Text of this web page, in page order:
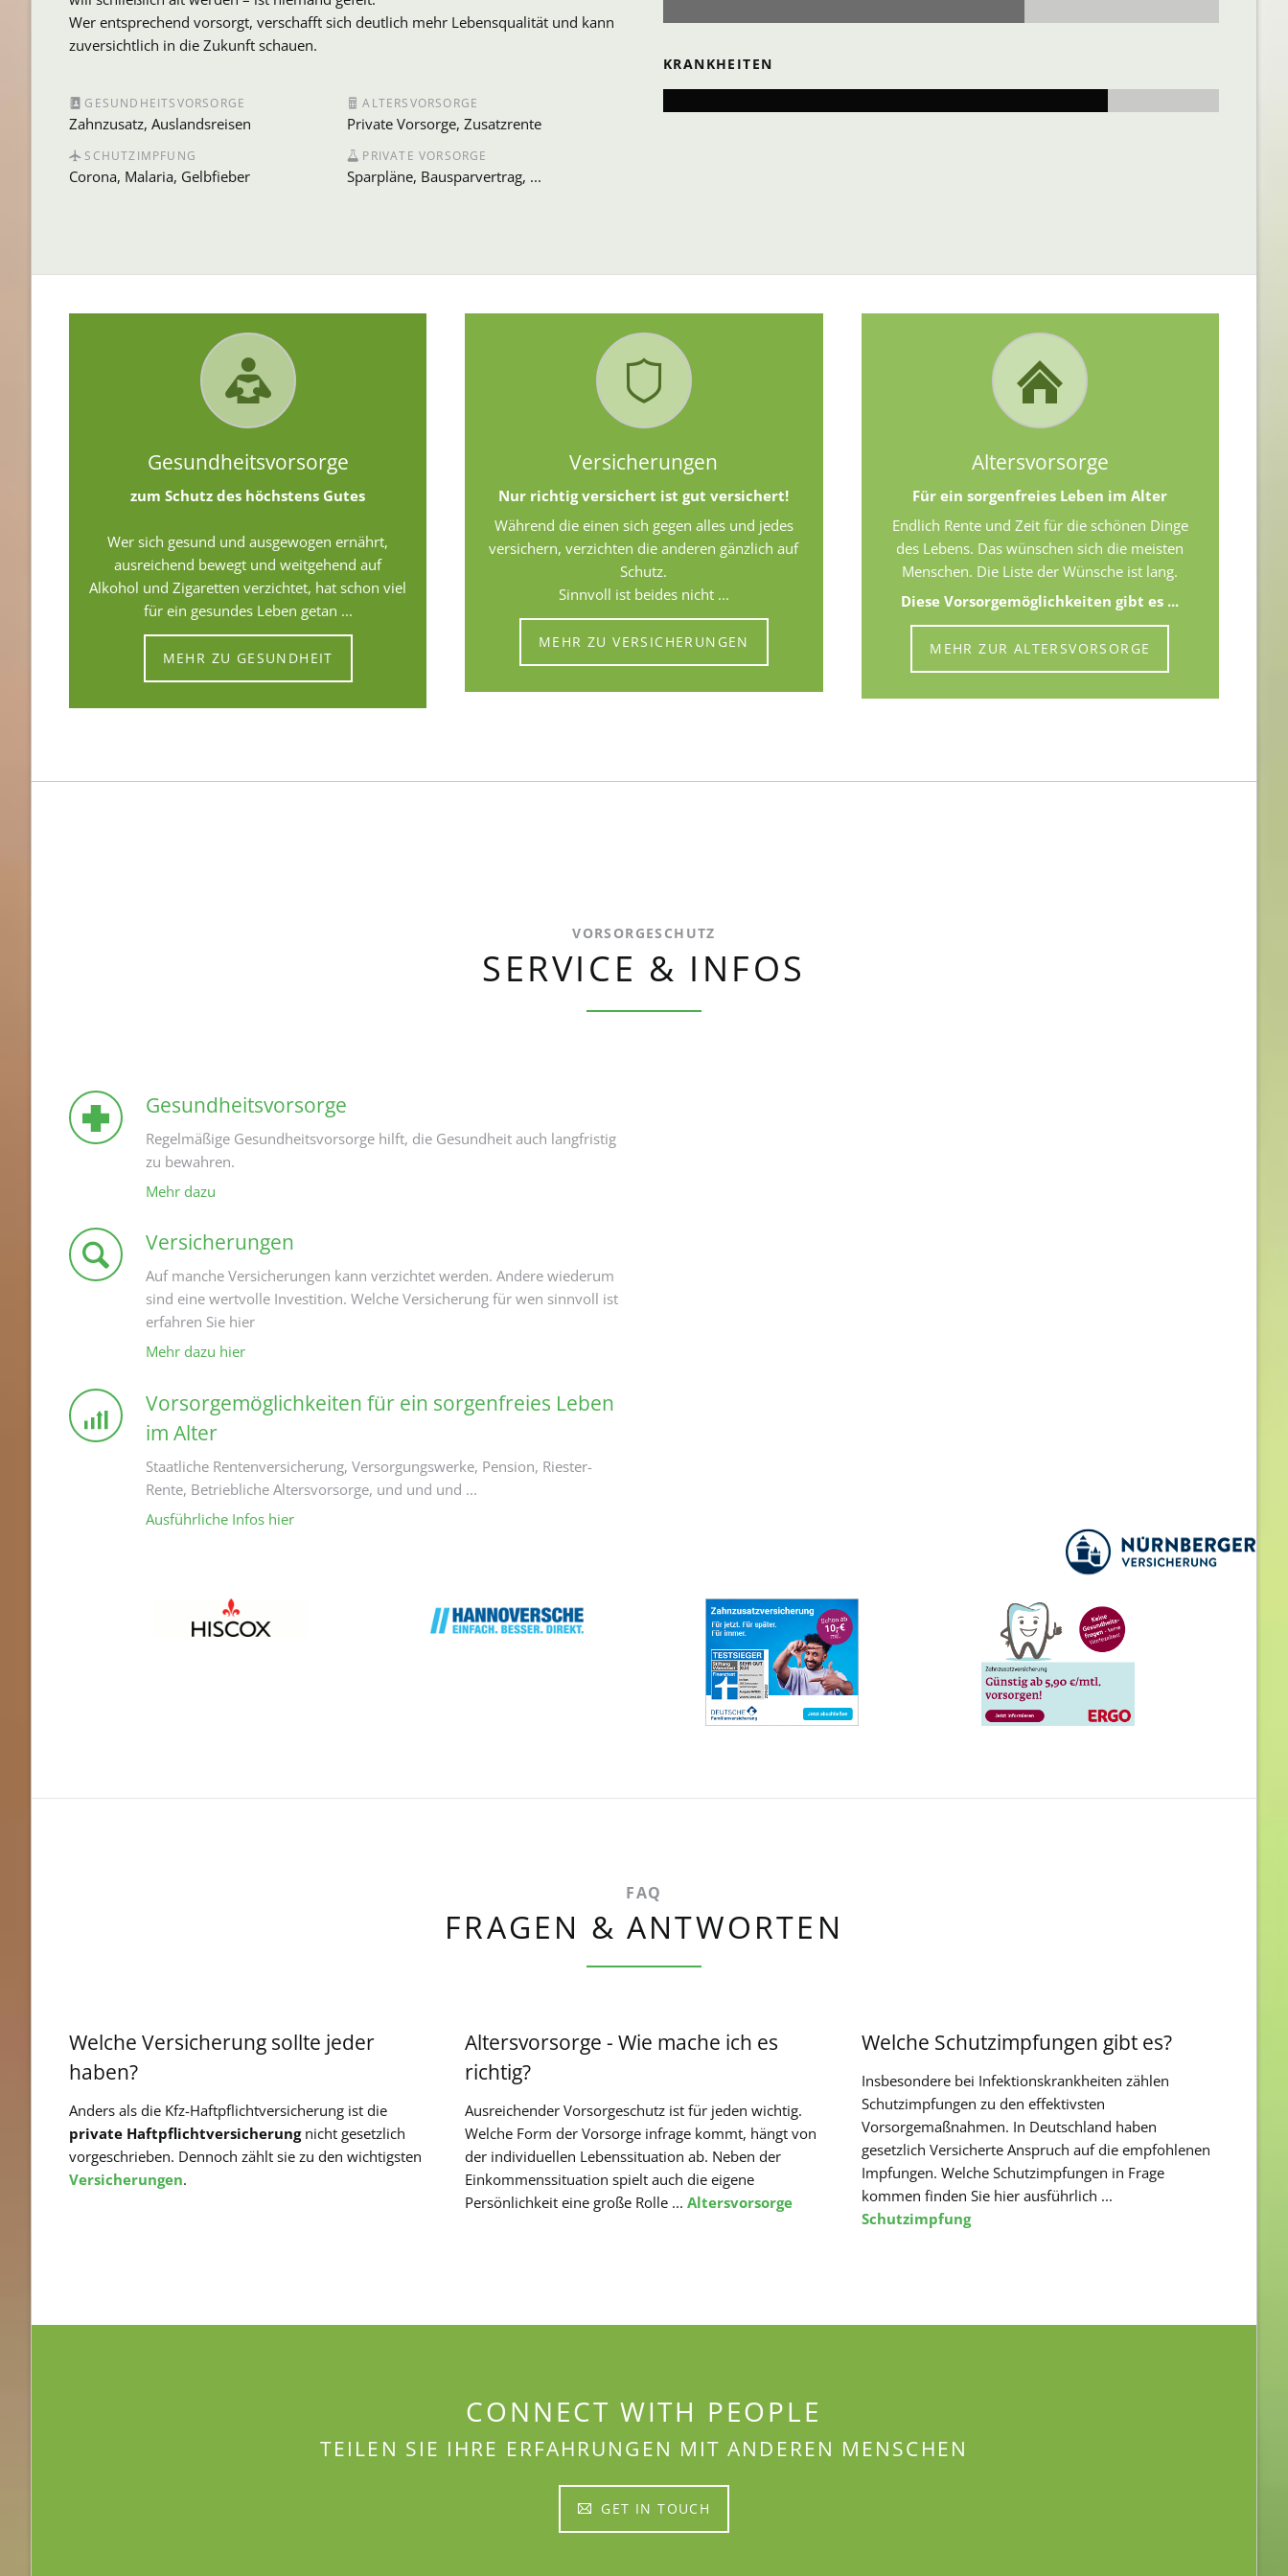
Wer entsprechend vorsorgt, verschafft sich deutlich mehr Lebensqualität und kann
zuversichtlich in die Zukunft schauen.
GESUNDHEITSVORSORGE
Zahnzusatz, Auslandsreisen
SCHUTZIMPFUNG
Corona, Malaria, Gelbfieber
ALTERSVORSORGE
Private Vorsorge, Zusatzrente
PRIVATE VORSORGE
Sparpläne, Bausparvertrag, ...
KRANKHEITEN
Gesundheitsvorsorge
zum Schutz des höchstens Gutes
Wer sich gesund und ausgewogen ernährt,
ausreichend bewegt und weitgehend auf
Alkohol und Zigaretten verzichtet, hat schon viel
für ein gesundes Leben getan ...
MEHR ZU GESUNDHEIT
Versicherungen
Nur richtig versichert ist gut versichert!
Während die einen sich gegen alles und jedes
versichern, verzichten die anderen gänzlich auf
Schutz.
Sinnvoll ist beides nicht ...
MEHR ZU VERSICHERUNGEN
Altersvorsorge
Für ein sorgenfreies Leben im Alter
Endlich Rente und Zeit für die schönen Dinge
des Lebens. Das wünschen sich die meisten
Menschen. Die Liste der Wünsche ist lang.
Diese Vorsorgemöglichkeiten gibt es ...
MEHR ZUR ALTERSVORSORGE
VORSORGESCHUTZ
SERVICE & INFOS
Gesundheitsvorsorge
Regelmäßige Gesundheitsvorsorge hilft, die Gesundheit auch langfristig
zu bewahren.
Mehr dazu
Versicherungen
Auf manche Versicherungen kann verzichtet werden. Andere wiederum
sind eine wertvolle Investition. Welche Versicherung für wen sinnvoll ist
erfahren Sie hier
Mehr dazu hier
Vorsorgemöglichkeiten für ein sorgenfreies Leben
im Alter
Staatliche Rentenversicherung, Versorgungswerke, Pension, Riester-
Rente, Betriebliche Altersvorsorge, und und und ...
Ausführliche Infos hier
FAQ
FRAGEN & ANTWORTEN
Welche Versicherung sollte jeder
haben?
Anders als die Kfz-Haftpflichtversicherung ist die
private Haftpflichtversicherungnicht gesetzlich
vorgeschrieben. Dennoch zählt sie zu den wichtigsten
Versicherungen.
Altersvorsorge - Wie mache ich es
richtig?
Ausreichender Vorsorgeschutz ist für jeden wichtig.
Welche Form der Vorsorge infrage kommt, hängt von
der individuellen Lebenssituation ab. Neben der
Einkommenssituation spielt auch die eigene
Persönlichkeit eine große Rolle ...Altersvorsorge
Welche Schutzimpfungen gibt es?
Insbesondere bei Infektionskrankheiten zählen
Schutzimpfungen zu den effektivsten
Vorsorgemaßnahmen. In Deutschland haben
gesetzlich Versicherte Anspruch auf die empfohlenen
Impfungen. Welche Schutzimpfungen in Frage
kommen finden Sie hier ausführlich ...
Schutzimpfung
CONNECT WITH PEOPLE
TEILEN SIE IHRE ERFAHRUNGEN MIT ANDEREN MENSCHEN
GET IN TOUCH